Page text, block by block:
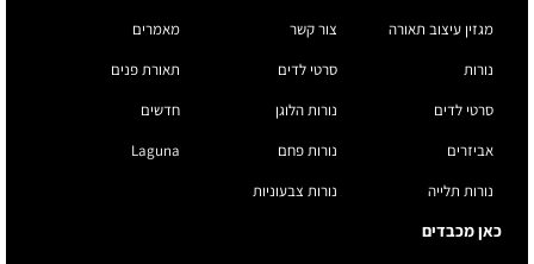
מגזין עיצוב תאורה
צור קשר
מאמרים
נורות
סרטי לדים
אביזרים
נורות תלייה
סרטי לדים
נורות הלוגן
נורות פחם
נורות צבעוניות
תאורת פנים
חדשים
Laguna
כאן מכבדים